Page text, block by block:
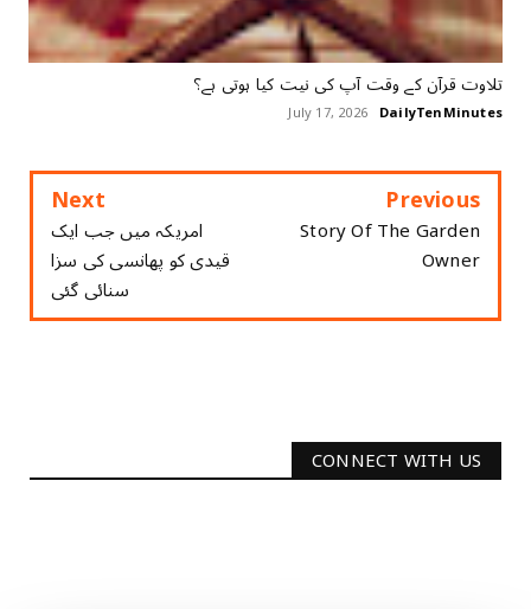
تلاوت قرآن کے وقت آپ کی نیت کیا ہوتی ہے؟
DailyTenMinutes
July 17, 2026
Previous
Story Of The Garden
Owner
Next
امریکہ میں جب ایک
قیدی کو پھانسی کی سزا
سنائی گئی
CONNECT WITH US